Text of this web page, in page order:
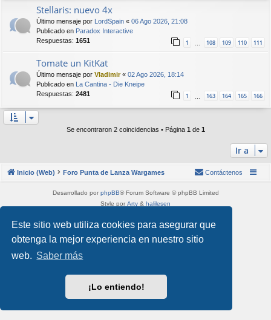
Este sitio web utiliza cookies para asegurar que
obtenga la mejor experiencia en nuestro sitio
web. Saber más
¡Lo entiendo!
Stellaris: nuevo 4x
Último mensaje por LordSpain « 06 Ago 2026, 21:08
Publicado en Paradox Interactive
Respuestas: 1651 1 108 109 110 111
Tomate un KitKat
Último mensaje por Vladimir« 02 Ago 2026, 18:14
Publicado en La Cantina - Die Kneipe
Respuestas: 2481 1 163 164 165 166
Se encontraron 2 coincidencias • Página 1 de 1
Ir a
Inicio (Web) Foro Punta de Lanza Wargames Contáctenos
Desarrollado por phpBB® Forum Software © phpBB Limited
Style por Arty & halilesen
Privacidad| Condiciones